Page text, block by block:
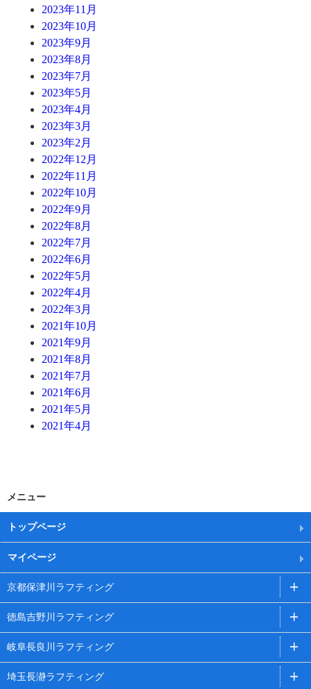
2023年11月
2023年10月
2023年9月
2023年8月
2023年7月
2023年5月
2023年4月
2023年3月
2023年2月
2022年12月
2022年11月
2022年10月
2022年9月
2022年8月
2022年7月
2022年6月
2022年5月
2022年4月
2022年3月
2021年10月
2021年9月
2021年8月
2021年7月
2021年6月
2021年5月
2021年4月
メニュー
トップページ
マイページ
京都保津川ラフティング
徳島吉野川ラフティング
岐阜長良川ラフティング
埼玉長瀞ラフティング